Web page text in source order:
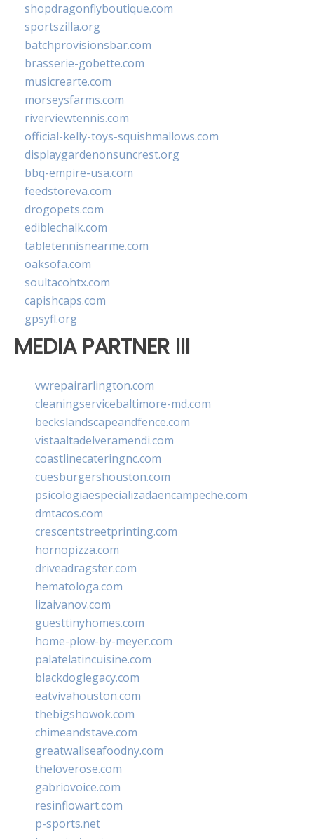
shopdragonflyboutique.com
sportszilla.org
batchprovisionsbar.com
brasserie-gobette.com
musicrearte.com
morseysfarms.com
riverviewtennis.com
official-kelly-toys-squishmallows.com
displaygardenonsuncrest.org
bbq-empire-usa.com
feedstoreva.com
drogopets.com
ediblechalk.com
tabletennisnearme.com
oaksofa.com
soultacohtx.com
capishcaps.com
gpsyfl.org
MEDIA PARTNER III
vwrepairarlington.com
cleaningservicebaltimore-md.com
beckslandscapeandfence.com
vistaaltadelveramendi.com
coastlinecateringnc.com
cuesburgershouston.com
psicologiaespecializadaencampeche.com
dmtacos.com
crescentstreetprinting.com
hornopizza.com
driveadragster.com
hematologa.com
lizaivanov.com
guesttinyhomes.com
home-plow-by-meyer.com
palatelatincuisine.com
blackdoglegacy.com
eatvivahouston.com
thebigshowok.com
chimeandstave.com
greatwallseafoodny.com
theloverose.com
gabriovoice.com
resinflowart.com
p-sports.net